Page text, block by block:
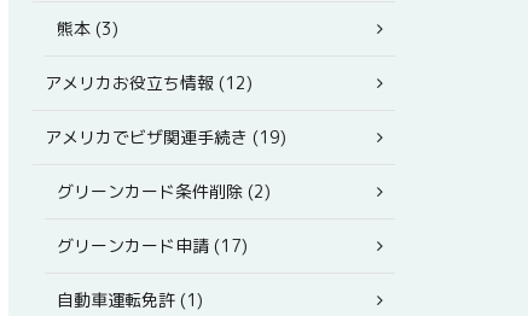
熊本 (3)
アメリカお役立ち情報 (12)
アメリカでビザ関連手続き (19)
グリーンカード条件削除 (2)
グリーンカード申請 (17)
自動車運転免許 (1)